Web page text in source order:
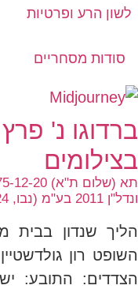
לשון הרע ופרטיות
סודות מסחריים
ברדוגו נ'
בצילומים
ונדל"ן 2011 בע"מ (נבו, 07.04.24)
הליך שנדון